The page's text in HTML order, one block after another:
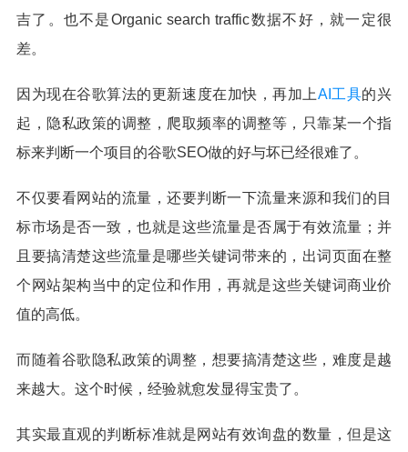
吉了。也不是Organic search traffic数据不好，就一定很
差。
因为现在谷歌算法的更新速度在加快，再加上AI工具的兴
起，隐私政策的调整，爬取频率的调整等，只靠某一个指
标来判断一个项目的谷歌SEO做的好与坏已经很难了。
不仅要看网站的流量，还要判断一下流量来源和我们的目
标市场是否一致，也就是这些流量是否属于有效流量；并
且要搞清楚这些流量是哪些关键词带来的，出词页面在整
个网站架构当中的定位和作用，再就是这些关键词商业价
值的高低。
而随着谷歌隐私政策的调整，想要搞清楚这些，难度是越
来越大。这个时候，经验就愈发显得宝贵了。
其实最直观的判断标准就是网站有效询盘的数量，但是这